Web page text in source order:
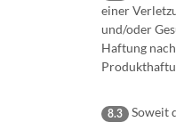
einer
und/oder
Haftung
8.3
Soweit